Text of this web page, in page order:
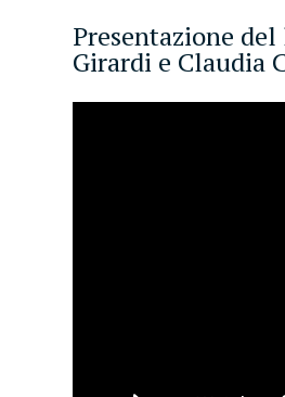
Presentazione
Girardi e Claudia